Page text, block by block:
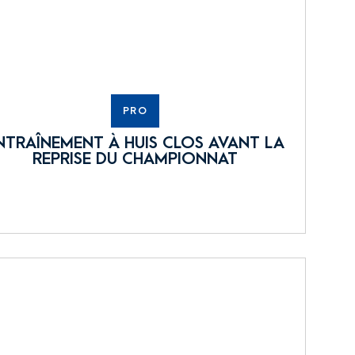
PRO
À HUIS CLOS AVANT LA
REPRISE DU CHAMPIONNAT